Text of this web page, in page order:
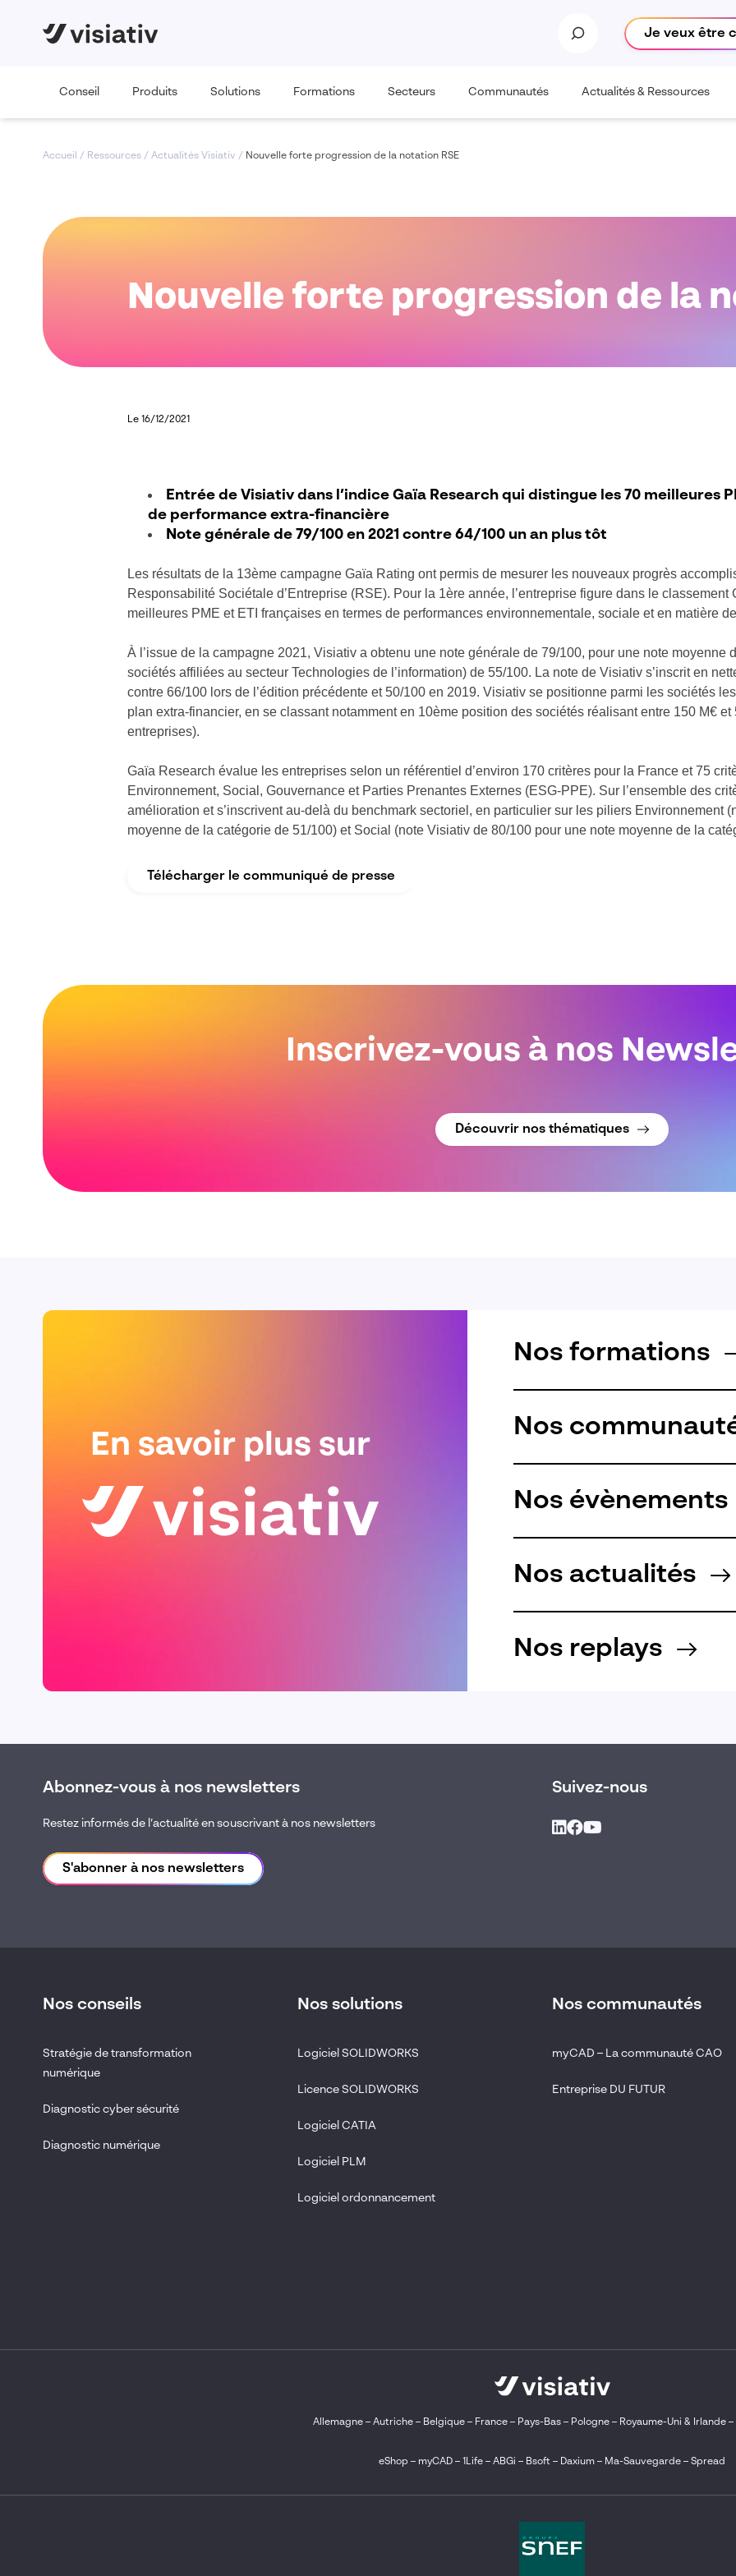
Je veux être
Conseil Produits Solutions Formations Secteurs Communautés Actualités & Ressources
Accueil / Ressources / Actualités Visiativ / Nouvelle forte progression de la notation RSE
Nouvelle forte progression de la
Le 16/12/2021
Entrée de Visiativ dans l’indice Gaïa Research qui distingue les 70 meilleures
de performance extra-financière
Note générale de 79/100 en 2021 contre 64/100 un an plus tôt
Les résultats de la 13ème campagne Gaïa Rating ont permis de mesurer les nouveaux progrès
Responsabilité Sociétale d’Entreprise (RSE). Pour la 1ère année, l’entreprise figure dans le
meilleures PME et ETI françaises en termes de performances environnementale, sociale et en matière
À l’issue de la campagne 2021, Visiativ a obtenu une note générale de 79/100, pour une note moyenne
sociétés affiliées au secteur Technologies de l’information) de 55/100. La note de Visiativ s’inscrit en
contre 66/100 lors de l’édition précédente et 50/100 en 2019. Visiativ se positionne parmi les sociétés
plan extra-financier, en se classant notamment en 10ème position des sociétés réalisant entre 150 M€ et
entreprises).
Gaïa Research évalue les entreprises selon un référentiel d’environ 170 critères pour la France et 75
Environnement, Social, Gouvernance et Parties Prenantes Externes (ESG-PPE). Sur l’ensemble des
amélioration et s’inscrivent au-delà du benchmark sectoriel, en particulier sur les piliers Environnement
moyenne de la catégorie de 51/100) et Social (note Visiativ de 80/100 pour une note moyenne de la
Télécharger le communiqué de presse
Inscrivez-vous à nos
Découvrir nos thématiques
En savoir plus sur
Nos formations
Nos
Nos évènements
Nos actualités
Nos replays
Abonnez-vous à nos newsletters
Restez informés de l’actualité en souscrivant à nos newsletters
S'abonner à nos newsletters
Suivez-nous
Nos conseils
Stratégie de transformation
numérique
Diagnostic cyber sécurité
Diagnostic numérique
Nos solutions
Logiciel SOLIDWORKS
Licence SOLIDWORKS
Logiciel CATIA
Logiciel PLM
Logiciel ordonnancement
Nos communautés
myCAD – La communauté CAO
Entreprise DU FUTUR
Allemagne– Autriche– Belgique – France– Pays-Bas– Pologne– Royaume-Uni & Irlande–
eShop – myCAD – 1Life – ABGi – Bsoft – Daxium – Ma-Sauvegarde – Spread